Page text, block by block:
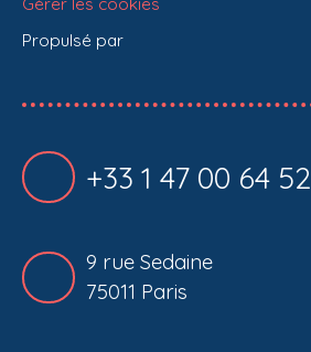
Propulsé par
+33 1 47 00 64 52
9 rue Sedaine
75011 Paris